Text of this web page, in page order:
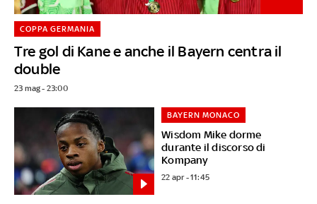
Tre gol di Kane e anche il Bayern centra il
double
COPPA GERMANIA
23 mag - 23:00
Wisdom Mike dorme
durante il discorso di
Kompany
BAYERN MONACO
22 apr - 11:45